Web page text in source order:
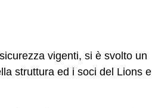
vigenti, si è svolto un
struttura ed i soci del Lions e